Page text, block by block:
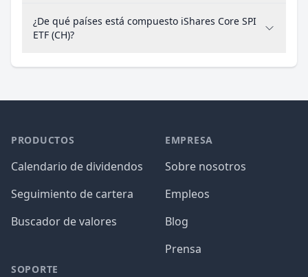
¿De qué países está compuesto iShares Core SPI
ETF (CH)?
PRODUCTOS
Calendario de dividendos
Seguimiento de cartera
Buscador de valores
SOPORTE
EMPRESA
Sobre nosotros
Empleos
Blog
Prensa